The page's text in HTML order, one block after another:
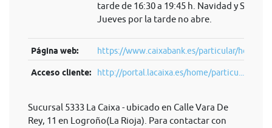
tarde de 16:30 a 19:45 h. Navidad y
Jueves por la tarde no abre.
Página web: https://www.caixabank.es/particular/home/
Acceso cliente: http://portal.lacaixa.es/home/particu...
Sucursal 5333 La Caixa - ubicado en Calle Vara De
Rey, 11 en Logroño(La Rioja). Para contactar con